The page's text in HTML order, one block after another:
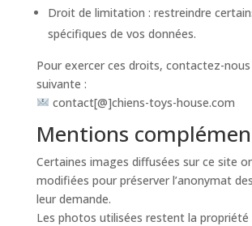
Droit de limitation : restreindre
spécifiques de vos données.
Pour exercer ces droits, contactez-nous
suivante :
contact[@]chiens-toys-house.com
Mentions
Certaines images diffusées sur ce site
modifiées pour préserver l’anonymat
leur demande.
Les photos utilisées restent la propriété